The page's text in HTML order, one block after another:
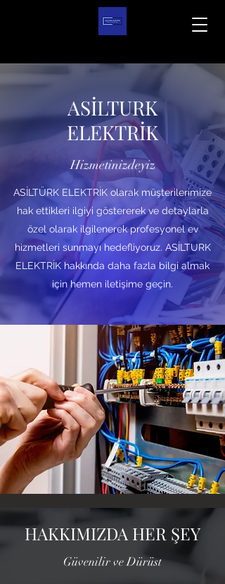
ASİLTURK
ELEKTRİK
Hizmetinizdeyiz
ASİLTÜRK ELEKTRİK olarak müşterilerimize
hak ettikleri ilgiyi göstererek ve detaylarla
özel olarak ilgilenerek profesyonel ev
hizmetleri sunmayı hedefliyoruz. ASİLTURK
ELEKTRİK hakkında daha fazla bilgi almak
için hemen iletişime geçin.
HAKKIMIZDA HER ŞEY
Güvenilir ve Dürüst